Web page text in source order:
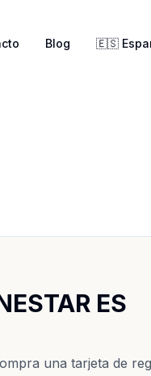
Blog 🇪🇸
ES
una tarjeta de